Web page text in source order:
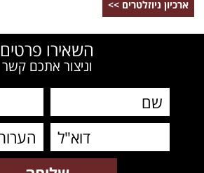
ארכיון ניוזלטרים >>
השאירו פרטים
וניצור אתכם קשר